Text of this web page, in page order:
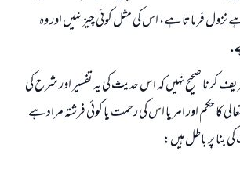
فرماتا ہے، اس كي مثل كوئي چيز نہيں اور وہ
كرنا صحيح نہيں كہ اس حديث كي يہ تفسير اور شرح كي
كا حكم اور امر يا اس كي رحمت يا كوئي فرشتہ مراد ہے
بنا پر باطل ہيں: